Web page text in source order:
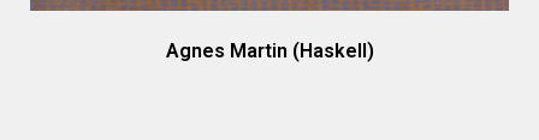
Agnes Martin (Haskell)